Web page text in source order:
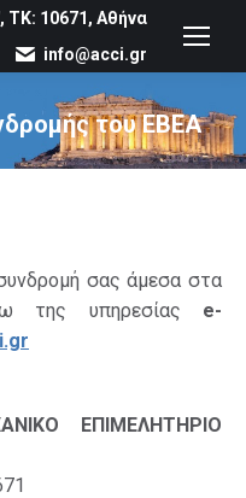
ΤΚ: 10671, Αθήνα
info@acci.gr
του ΕΒΕΑ
are here:
σας άμεσα στα
της υπηρεσίας e-
ΕΠΙΜΕΛΗΤΗΡΙΟ